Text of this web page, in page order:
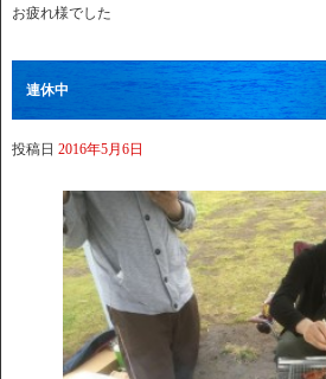
お疲れ様でした
連休中
投稿日 2016年5月6日